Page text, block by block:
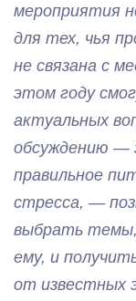
мероприятия
для тех, чья
не связана с
этом году
актуальных
обсуждению —
правильное
стресса, —
выбрать
ему, и
от известных